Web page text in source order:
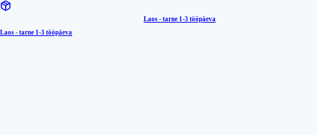
Laos - tarne 1-3 tööpäeva
Laos - tarne 1-3 tööpäeva